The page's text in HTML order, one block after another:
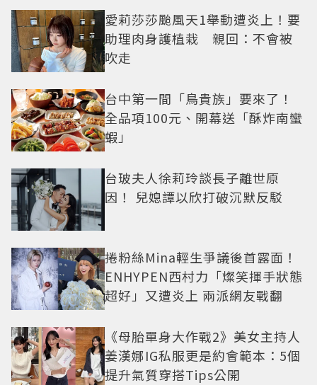
愛莉莎莎颱風天1舉動遭炎上！要
助理肉身護植栽 親回：不會被
吹走
台中第一間「鳥貴族」要來了！
全品項100元、開幕送「酥炸南蠻
蝦」
台玻夫人徐莉玲談長子離世原
因！ 兒媳譚以欣打破沉默反駁
捲粉絲Mina輕生爭議後首露面！
ENHYPEN西村力「燦笑揮手狀態
超好」又遭炎上 兩派網友戰翻
《母胎單身大作戰2》美女主持人
姜漢娜IG私服更是約會範本：5個
提升氣質穿搭Tips公開